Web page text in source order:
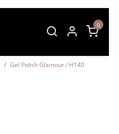
0
Gel Polish Glamour / H140